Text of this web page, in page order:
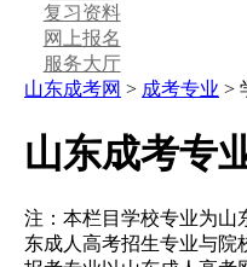
复习资料
网上报名
服务大厅
山东成考网 > 成考专业 >
山东成考专
注：本栏目学校专业为山
东成人高考招生专业与院